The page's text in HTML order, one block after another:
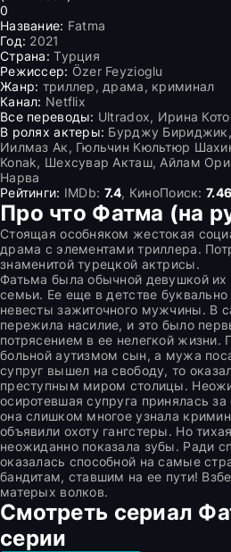
0
Название: Fatma
Год: 2021
Страна: Турция
Режиссер: Özer Feyzioglu
Жанр: триллер, драма, криминал
Канал: Netflix
Все переводы: Ultradox, Ирина
В ролях актеры: Бурджу
Иилмаз Ак, Гюльчин Кюльтюр
Konak, Шехсувар Акташ, Айлам
Нарва
Рейтинги: IMDb: 7.4, КиноПоиск:
Про что Фатма (на
Стоящая особняком жестокая
драма с элементами триллера.
знаменитой турецкой актрисы.
Фатьма была обычной девушкой их
семьи. Ее еще в детстве
невесты зажиточного мужчины. В
пережила насилие, и это было
потрясением в ее нелегкой жизни.
больной аутизмом сын, а мужа
супруг вышел на свободу, то
преступным миром столицы.
осиротевшая супруга принялась
она слишком многое узнала
объявили охоту гангстеры. Но
неожиданно показала зубы. Ради
оказалась способной на самые
бандитам, ставшим на ее пути!
матерых волков.
Смотреть сериал
серии